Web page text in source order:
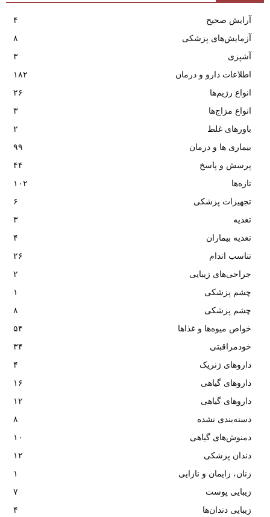
آرایش صحیح
۴
آزمایش‌های پزشکی
۸
آشپزی
۳
اطلاعات دارو و درمان
۱۸۲
انواع رژیم‌ها
۲۶
انواع مزاج‌ها
۳
باورهای غلط
۲
بیماری ها و درمان
۹۹
پرسش و پاسخ
۴۴
تازه‌ها
۱۰۲
تجهیزات پزشکی
۶
تغذیه
۳
تغذیه بیماران
۴
تناسب اندام
۲۶
جراحی‌های زیبایی
۲
چشم پزشکی
۱
چشم پزشکی
۸
خواص میوه‌ها و غذاها
۵۴
خودمراقبتی
۳۴
داروهای ژنریک
۴
داروهای گیاهی
۱۶
داروهای گیاهی
۱۲
دسته‌بندی نشده
۸
دمنوش‌های گیاهی
۱۰
دندان پزشکی
۱۲
زنان، زایمان و نازایی
۱
زیبایی پوست
۷
زیبایی دندان‌ها
۴